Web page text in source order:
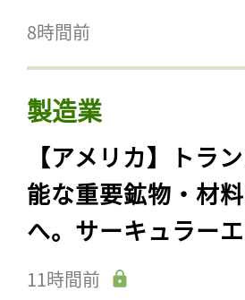
8時間前
製造業
【アメリカ】トラ
能な重要鉱物・材
へ。サーキュラー
11時間前